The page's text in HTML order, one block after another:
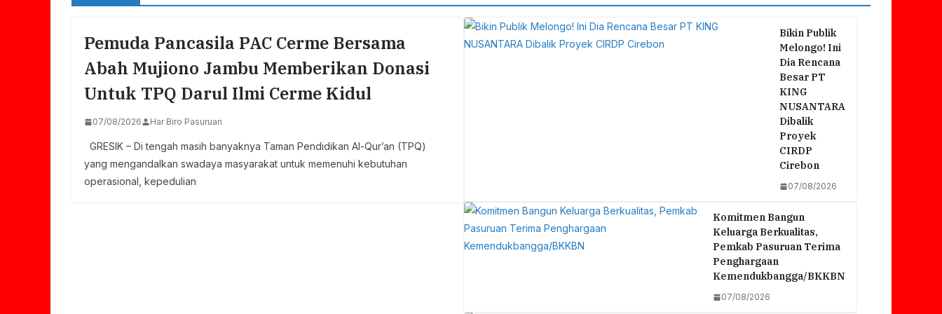
Pemuda Pancasila PAC Cerme Bersama
Abah Mujiono Jambu Memberikan Donasi
Untuk TPQ Darul Ilmi Cerme Kidul
07/08/2026 Har Biro Pasuruan
GRESIK – Di tengah masih banyaknya Taman Pendidikan Al-Qur’an (TPQ)
yang mengandalkan swadaya masyarakat untuk memenuhi kebutuhan
operasional, kepedulian
Bikin Publik
Melongo! Ini
Dia Rencana
Besar PT
KING
NUSANTARA
Dibalik
Proyek
CIRDP
Cirebon
07/08/2026
Komitmen Bangun
Keluarga Berkualitas,
Pemkab Pasuruan Terima
Penghargaan
Kemendukbangga/BKKBN
07/08/2026